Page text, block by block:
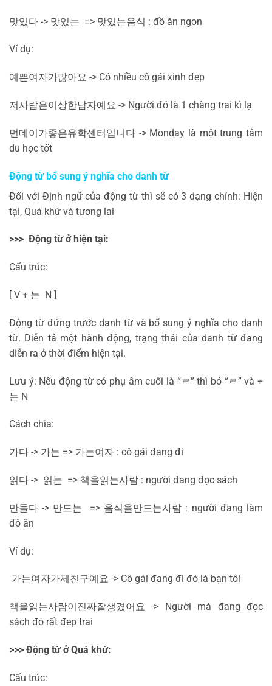
맛있다 -> 맛있는 => 맛있는음식 : đồ ăn ngon
Ví dụ:
예쁜여자가많아요 -> Có nhiều cô gái xinh đẹp
저사람은이상한남자예요 -> Người đó là 1 chàng trai kì lạ
먼데이가좋은유학센터입니다 -> Monday là một trung tâm
du học tốt
Động từ bổ sung ý nghĩa cho danh từ
Đối với Định ngữ của động từ thì sẽ có 3 dạng chính: Hiện
tại, Quá khứ và tương lai
>>> Động từ ở hiện tại:
Cấu trúc:
[ V + 는 N ]
Động từ đứng trước danh từ và bổ sung ý nghĩa cho danh
từ. Diễn tả một hành động, trạng thái của danh từ đang
diễn ra ở thời điểm hiện tại.
Lưu ý: Nếu động từ có phụ âm cuối là “ㄹ” thì bỏ “ㄹ” và +
는 N
Cách chia:
가다 -> 가는 => 가는여자 : cô gái đang đi
읽다 -> 읽는 => 책을읽는사람 : người đang đọc sách
만들다 -> 만드는 => 음식을만드는사람 : người đang làm
đồ ăn
Ví dụ:
가는여자가제 친구예요 -> Cô gái đang đi đó là bạn tôi
책을읽는사람이 진짜잘생겼어요 -> Người mà đang đọc
sách đó rất đẹp trai
>>> Động từ ở Quá khứ:
Cấu trúc: